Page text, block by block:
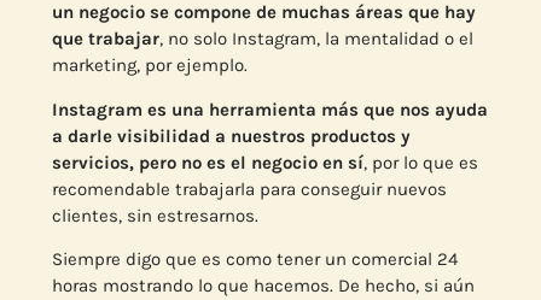
un negocio se compone de muchas áreas que hay
que trabajar, no solo Instagram, la mentalidad o el
marketing, por ejemplo.
Instagram es una herramienta más que nos ayuda
a darle visibilidad a nuestros productos y
servicios, pero no es el negocio en sí, por lo que es
recomendable trabajarla para conseguir nuevos
clientes, sin estresarnos.
Siempre digo que es como tener un comercial 24
horas mostrando lo que hacemos. De hecho, si aún